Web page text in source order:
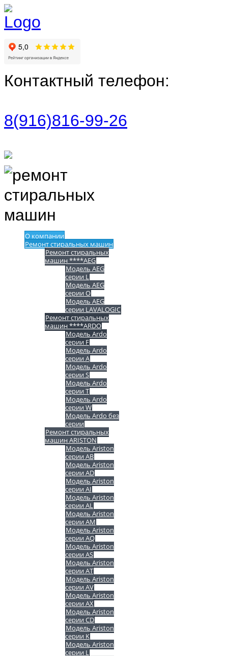
Контактный телефон:
8(916)816-99-26
О компании
Ремонт стиральных машин
Ремонт стиральных
машин ****AEG
Модель AEG
серии L
Модель AEG
серии O
Модель AEG
серии LAVALOGIC
Ремонт стиральных
машин ****ARDO
Модель Ardo
серии F
Модель Ardo
серии A
Модель Ardo
серии S
Модель Ardo
серии T
Модель Ardo
серии W
Модель Ardo без
серии
Ремонт стиральных
машин ARISTON
Модель Ariston
серии AB
Модель Ariston
серии AD
Модель Ariston
серии AI
Модель Ariston
серии AL
Модель Ariston
серии AM
Модель Ariston
серии AQ
Модель Ariston
серии AS
Модель Ariston
серии AT
Модель Ariston
серии AV
Модель Ariston
серии AX
Модель Ariston
серии CD
Модель Ariston
серии K
Модель Ariston
серии L